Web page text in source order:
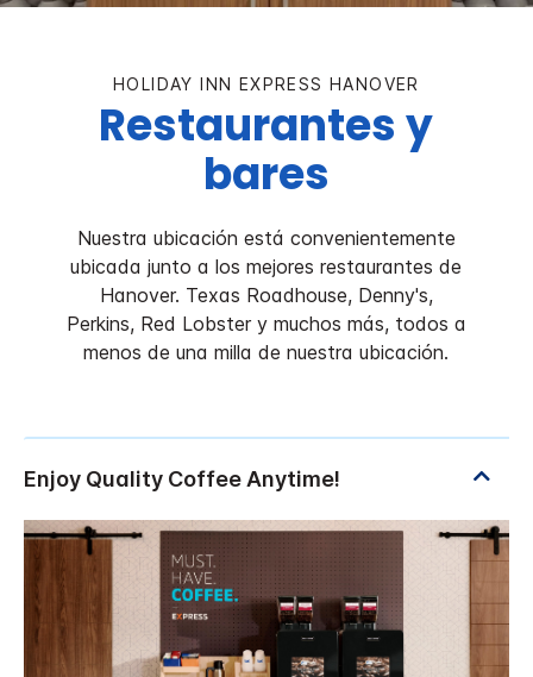
HOLIDAY INN EXPRESS HANOVER
Restaurantes y
bares
Nuestra ubicación está convenientemente
ubicada junto a los mejores restaurantes de
Hanover. Texas Roadhouse, Denny's,
Perkins, Red Lobster y muchos más, todos a
menos de una milla de nuestra ubicación.